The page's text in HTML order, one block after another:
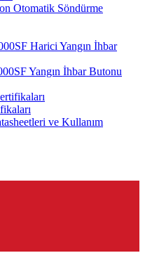
Otomatik Söndürme
Harici Yangın İhbar
Yangın İhbar Butonu
ve Kullanım